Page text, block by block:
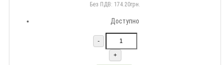
Без ПДВ: 174.20грн.
Доступно
-
+